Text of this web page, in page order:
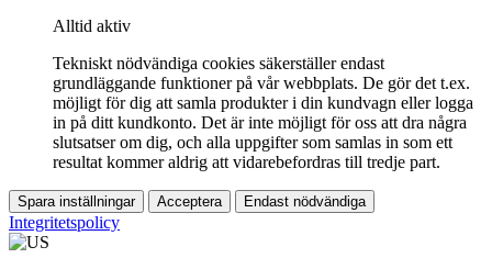
Alltid aktiv
Tekniskt nödvändiga cookies säkerställer endast
grundläggande funktioner på vår webbplats. De gör det t.ex.
möjligt för dig att samla produkter i din kundvagn eller logga
in på ditt kundkonto. Det är inte möjligt för oss att dra några
slutsatser om dig, och alla uppgifter som samlas in som ett
resultat kommer aldrig att vidarebefordras till tredje part.
Spara inställningar Acceptera Endast nödvändiga
Integritetspolicy